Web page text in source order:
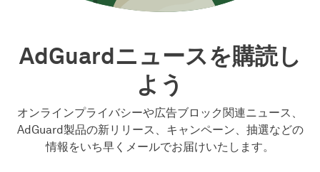
AdGuardニュースを購読し
よう
オンラインプライバシーや広告ブロック関連ニュース、
AdGuard製品の新リリース、キャンペーン、抽選などの
情報をいち早くメールでお届けいたします。